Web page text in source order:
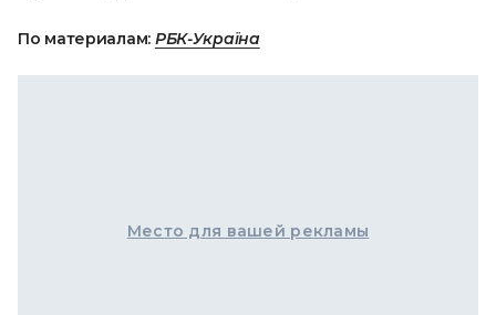
По материалам: РБК-Україна
Место для вашей рекламы